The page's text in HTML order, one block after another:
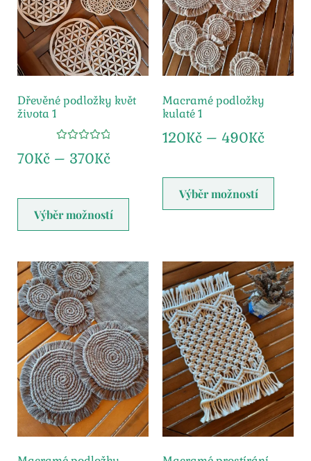
Dřevěné podložky květ
života 1
5.00z 5
70Kč – 370Kč
Výběr možností
Macramé podložky
kulaté 1
120Kč – 490Kč
Výběr možností